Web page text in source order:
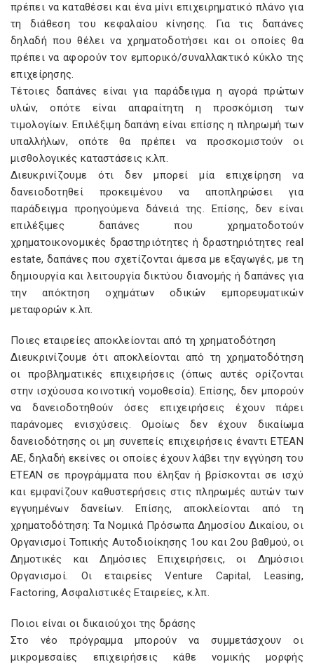
πρέπει να καταθέσει και ένα μίνι επιχειρηματικό πλάνο για
τη διάθεση του κεφαλαίου κίνησης. Για τις δαπάνες
δηλαδή που θέλει να χρηματοδοτήσει και οι οποίες θα
πρέπει να αφορούν τον εμπορικό/συναλλακτικό κύκλο της
επιχείρησης.
Τέτοιες δαπάνες είναι για παράδειγμα η αγορά πρώτων
υλών, οπότε είναι απαραίτητη η προσκόμιση των
τιμολογίων. Επιλέξιμη δαπάνη είναι επίσης η πληρωμή των
υπαλλήλων, οπότε θα πρέπει να προσκομιστούν οι
μισθολογικές καταστάσεις κ.λπ.
Διευκρινίζουμε ότι δεν μπορεί μία επιχείρηση να
δανειοδοτηθεί προκειμένου να αποπληρώσει για
παράδειγμα προηγούμενα δάνειά της. Επίσης, δεν είναι
επιλέξιμες δαπάνες που χρηματοδοτούν
χρηματοικονομικές δραστηριότητες ή δραστηριότητες real
estate, δαπάνες που σχετίζονται άμεσα με εξαγωγές, με τη
δημιουργία και λειτουργία δικτύου διανομής ή δαπάνες για
την απόκτηση οχημάτων οδικών εμπορευματικών
μεταφορών κ.λπ.
Ποιες εταιρείες αποκλείονται από τη χρηματοδότηση
Διευκρινίζουμε ότι αποκλείονται από τη χρηματοδότηση
οι προβληματικές επιχειρήσεις (όπως αυτές ορίζονται
στην ισχύουσα κοινοτική νομοθεσία). Επίσης, δεν μπορούν
να δανειοδοτηθούν όσες επιχειρήσεις έχουν πάρει
παράνομες ενισχύσεις. Ομοίως δεν έχουν δικαίωμα
δανειοδότησης οι μη συνεπείς επιχειρήσεις έναντι ΕΤΕΑΝ
ΑΕ, δηλαδή εκείνες οι οποίες έχουν λάβει την εγγύηση του
ΕΤΕΑΝ σε προγράμματα που έληξαν ή βρίσκονται σε ισχύ
και εμφανίζουν καθυστερήσεις στις πληρωμές αυτών των
εγγυημένων δανείων. Επίσης, αποκλείονται από τη
χρηματοδότηση: Τα Νομικά Πρόσωπα Δημοσίου Δικαίου, οι
Οργανισμοί Τοπικής Αυτοδιοίκησης 1ου και 2ου βαθμού, οι
Δημοτικές και Δημόσιες Επιχειρήσεις, οι Δημόσιοι
Οργανισμοί. Οι εταιρείες Venture Capital, Leasing,
Factoring, Ασφαλιστικές Εταιρείες, κ.λπ.
Ποιοι είναι οι δικαιούχοι της δράσης
Στο νέο πρόγραμμα μπορούν να συμμετάσχουν οι
μικρομεσαίες επιχειρήσεις κάθε νομικής μορφής